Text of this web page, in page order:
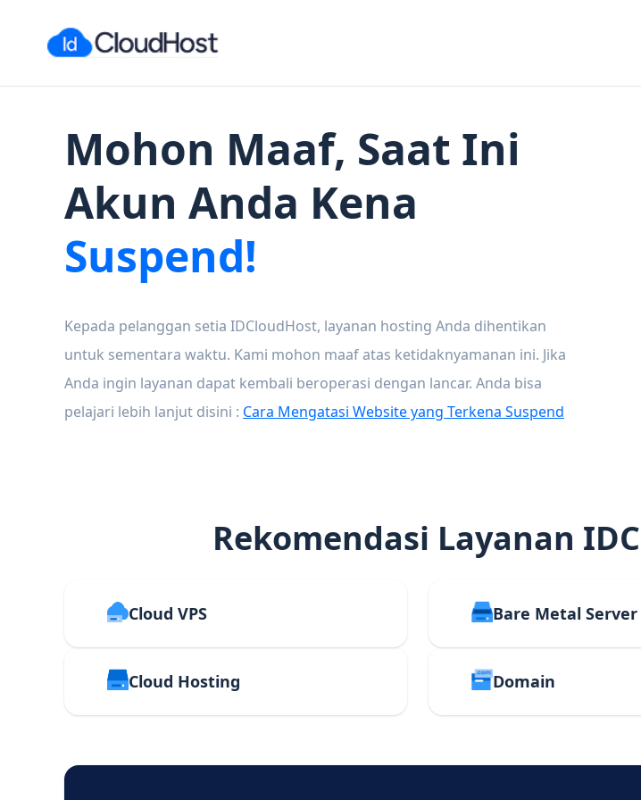
Mohon Maaf, Saat Ini
Akun Anda Kena
Suspend!
Kepada pelanggan setia IDCloudHost, layanan hosting Anda dihentikan
untuk sementara waktu. Kami mohon maaf atas ketidaknyamanan ini. Jika
Anda ingin layanan dapat kembali beroperasi dengan lancar. Anda bisa
pelajari lebih lanjut disini : Cara Mengatasi Website yang Terkena Suspend
Rekomendasi Layanan
Cloud VPS Bare Metal Server
Cloud Hosting Domain